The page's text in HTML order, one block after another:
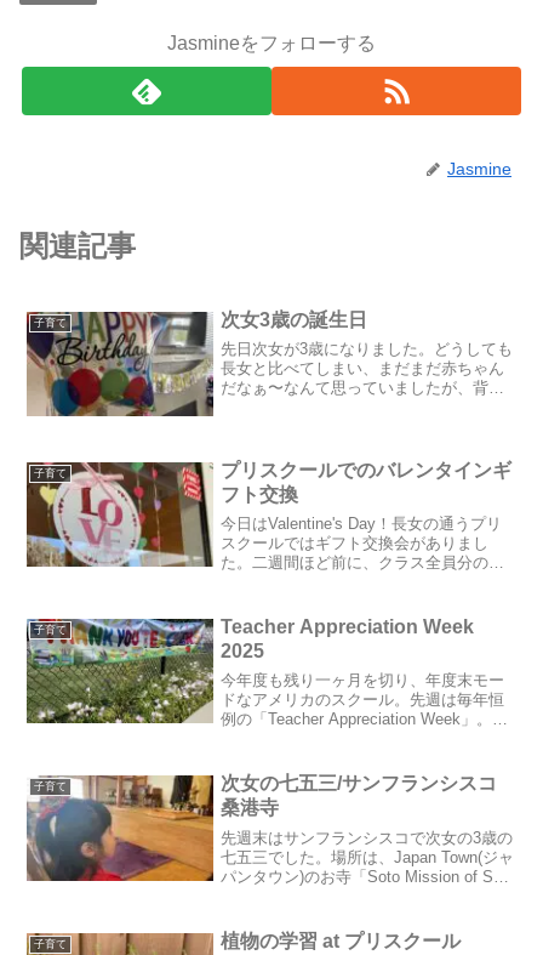
Jasmineをフォローする
Jasmine
関連記事
子育て 次女3歳の誕生日
先日次女が3歳になりました。どうしても
長女と比べてしまい、まだまだ赤ちゃん
だなぁ〜なんて思っていましたが、背も
から通い始め、金曜日に...
子育て
プリスクールでのバレンタインギ
フト交換
今日はValentine's Day！長女の通うプリ
スクールではギフト交換会がありまし
た。二週間ほど前に、クラス全員分のギ
の里や折り紙を詰め合わせてみました♪ち
ょっと質素...
子育て
Teacher Appreciation Week
2025
今年度も残り一ヶ月を切り、年度末モー
ドなアメリカのスクール。先週は毎年恒
例の「Teacher Appreciation Week」。一
は小学校・キンダーガーデン編。長女...
子育て
次女の七五三/サンフランシスコ
桑港寺
先週末はサンフランシスコで次女の3歳の
七五三でした。場所は、Japan Town(ジャ
パンタウン)のお寺「Soto Mission of San
毎年9月に...
子育て 植物の学習 at プリスクール